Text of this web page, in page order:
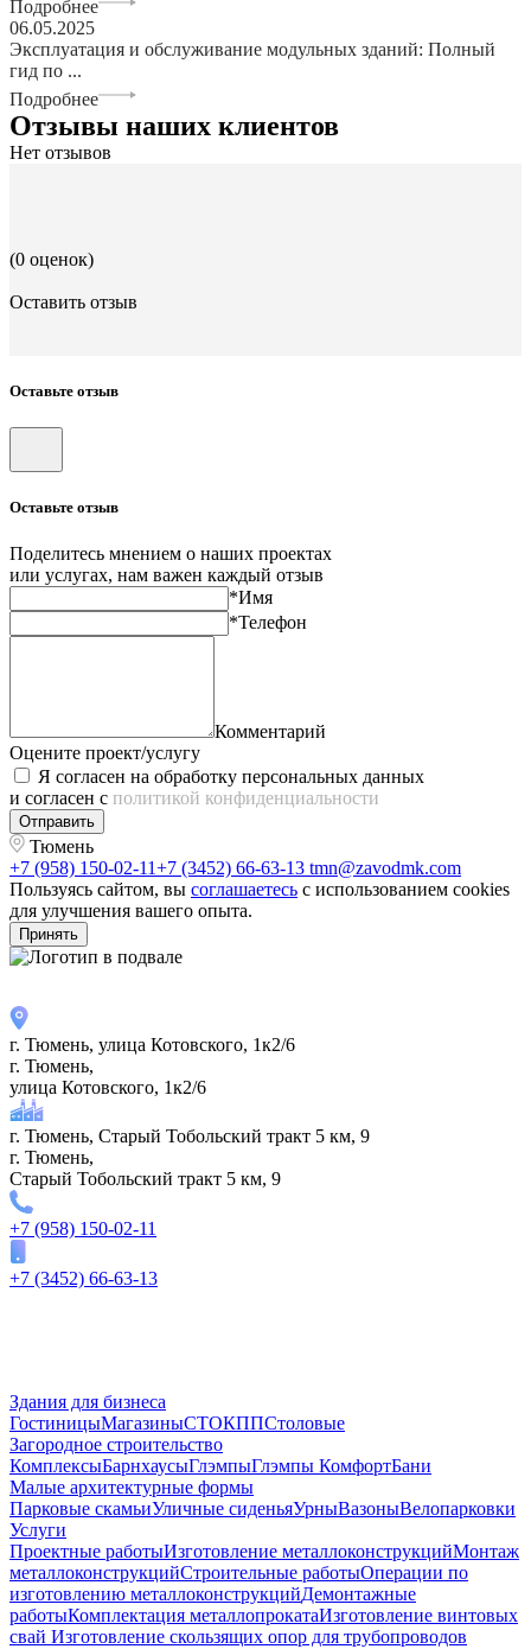
Подробнее
06.05.2025
Эксплуатация и обслуживание модульных зданий: Полный
гид по ...
Подробнее
Отзывы наших клиентов
Нет отзывов
(0 оценок)
Оставить отзыв
Оставьте отзыв
Оставьте отзыв
Поделитесь мнением о наших проектах
или услугах, нам важен каждый отзыв
*Имя
*Телефон
Комментарий
Оцените проект/услугу
Я согласен на обработку персональных данных
и согласен с политикой конфиденциальности
Отправить
Тюмень
+7 (958) 150-02-11+7 (3452) 66-63-13 tmn@zavodmk.com
Пользуясь сайтом, вы соглашаетесь с использованием cookies
для улучшения вашего опыта.
Принять
г. Тюмень, улица Котовского, 1к2/6
г. Тюмень,
улица Котовского, 1к2/6
г. Тюмень, Старый Тобольский тракт 5 км, 9
г. Тюмень,
Старый Тобольский тракт 5 км, 9
+7 (958) 150-02-11
+7 (3452) 66-63-13
Здания для бизнеса
ГостиницыМагазиныСТОКППСтоловые
Загородное строительство
КомплексыБарнхаусыГлэмпыГлэмпы КомфортБани
Малые архитектурные формы
Парковые скамьиУличные сиденьяУрныВазоныВелопарковки
Услуги
Проектные работыИзготовление металлоконструкцийМонтаж
металлоконструкцийСтроительные работыОперации по
изготовлению металлоконструкцийДемонтажные
работыКомплектация металлопрокатаИзготовление винтовых
свай Изготовление скользящих опор для трубопроводов